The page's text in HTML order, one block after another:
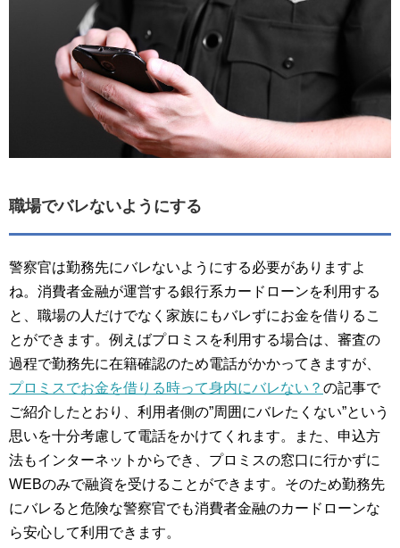
職場でバレないようにする
警察官は勤務先にバレないようにする必要がありますよ
ね。消費者金融が運営する銀行系カードローンを利用する
と、職場の人だけでなく家族にもバレずにお金を借りるこ
とができます。例えばプロミスを利用する場合は、審査の
過程で勤務先に在籍確認のため電話がかかってきますが、
プロミスでお金を借りる時って身内にバレない？ の記事で
ご紹介したとおり、利用者側の”周囲にバレたくない”という
思いを十分考慮して電話をかけてくれます。また、申込方
法もインターネットからでき、プロミスの窓口に行かずに
WEBのみで融資を受けることができます。そのため勤務先
にバレると危険な警察官でも消費者金融のカードローンな
ら安心して利用できます。